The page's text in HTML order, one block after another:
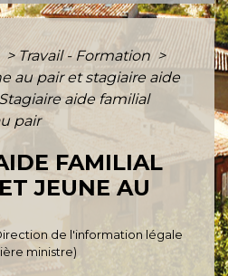
> Travail - Formation >
au pair et stagiaire aide
Stagiaire aide familial
pair
FAMILIAL
JEUNE AU
de l'information légale
ministre)